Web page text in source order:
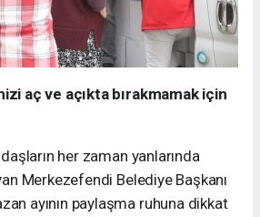
aç ve açıkta bırakmamak için
her zaman yanlarında
Merkezefendi Belediye Başkanı
ayının paylaşma ruhuna dikkat